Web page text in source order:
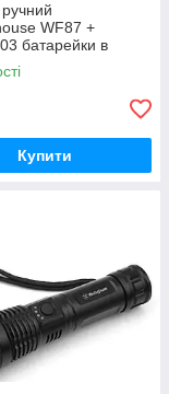
ручний
WF87 +
батарейки в
(рожевий)
Купити